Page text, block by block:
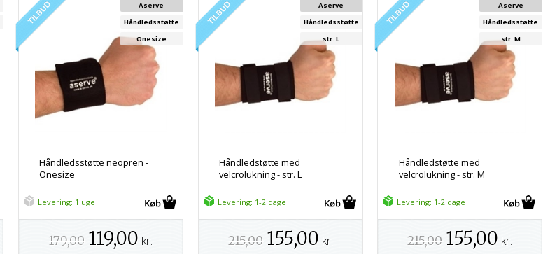
Håndledsstøtte neopren -
Onesize
Aserve
Håndledsstøtte
Onesize
Levering: 1 uge
179,00 119,00 kr.
Håndledstøtte med
velcrolukning - str. L
Aserve
Håndledsstøtte
str. L
Levering: 1-2 dage
215,00 155,00 kr.
Håndledstøtte med
velcrolukning - str. M
Aserve
Håndledsstøtte
str. M
Levering: 1-2 dage
215,00 155,00 kr.